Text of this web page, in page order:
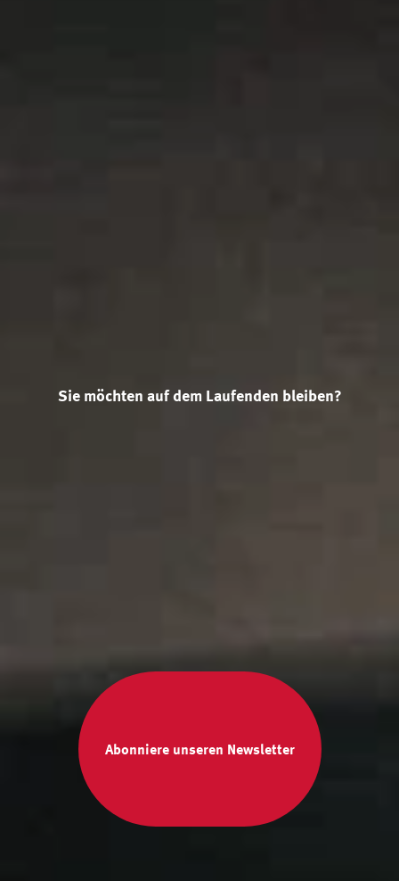
Sie möchten auf dem Laufenden bleiben?
Abonniere unseren Newsletter